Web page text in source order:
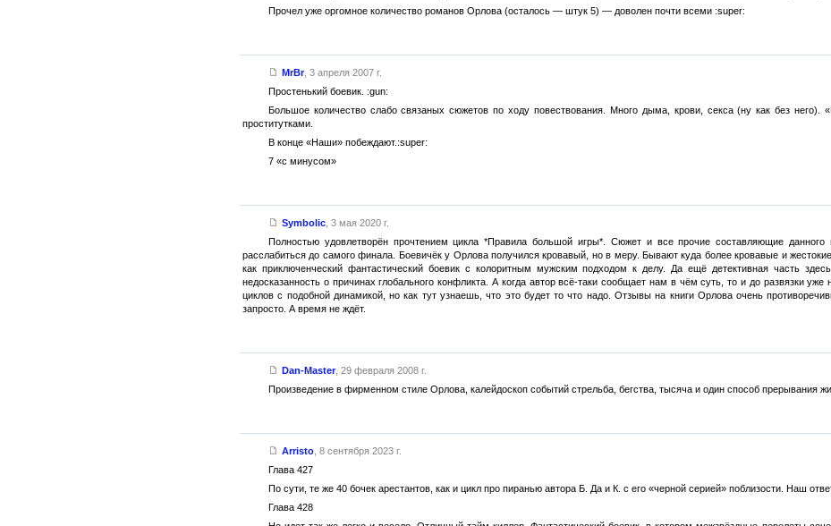
Прочел уже оргомное количество романов Орлова (осталось — штук 5) — доволен почти всеми :super:
MrBr, 3 апреля 2007 г.
Простенький боевик. :gun:
Большое количество слабо связаных сюжетов по ходу повествования. Много дыма, крови, секса (ну как без
проститутками.
В конце «Наши» побеждают.:super:
7 «с минусом»
Symbolic, 3 мая 2020 г.
Полностью удовлетворён прочтением цикла *Правила большой игры*. Сюжет и все прочие составляющие
расслабиться до самого финала. Боевичёк у Орлова получился кровавый, но в меру. Бывают куда более кровавые и
как приключенческий фантастический боевик с колоритным мужским подходом к делу. Да ещё детективная часть
недосказанность о причинах глобального конфликта. А когда автор всё-таки сообщает нам в чём суть, то и до развязки
циклов с подобной динамикой, но как тут узнаешь, что это будет то что надо. Отзывы на книги Орлова очень
запросто. А время не ждёт.
Dan-Master, 29 февраля 2008 г.
Произведение в фирменном стиле Орлова, калейдоскоп событий стрельба, бегства, тысяча и один способ прерывания
Arristo, 8 сентября 2023 г.
Глава 427
По сути, те же 40 бочек арестантов, как и цикл про пиранью автора Б. Да и К. с его «черной серией» поблизости. Наш
Глава 428